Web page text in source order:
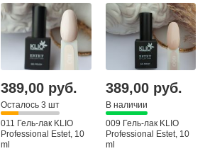
389,00 руб.
Осталось 3 шт
011 Гель-лак KLIO
Professional Estet, 10
ml
389,00 руб.
В наличии
009 Гель-лак KLIO
Professional Estet, 10
ml